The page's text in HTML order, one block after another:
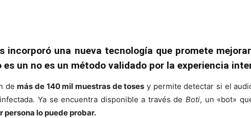
incorporó una nueva tecnología que promete
un no es un método validado por la experiencia
demás de 140 mil muestras de toses y permite detectar si el
Ya se encuentra disponible a través de Boti, un «bot»
lo puede probar.